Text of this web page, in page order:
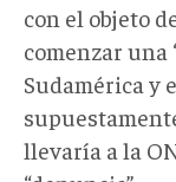
con el objeto
comenzar una
Sudamérica y
llevaría a la